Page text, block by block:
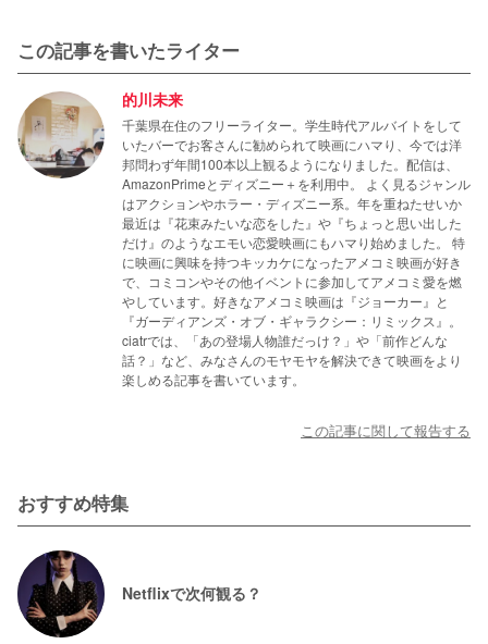
この記事を書いたライター
的川未来
千葉県在住のフリーライター。学生時代アルバイトをして
いたバーでお客さんに勧められて映画にハマり、今では洋
邦問わず年間100本以上観るようになりました。配信は、
AmazonPrimeとディズニー＋を利用中。 よく見るジャンル
はアクションやホラー・ディズニー系。年を重ねたせいか
最近は『花束みたいな恋をした』や『ちょっと思い出した
だけ』のようなエモい恋愛映画にもハマり始めました。 特
に映画に興味を持つキッカケになったアメコミ映画が好き
で、コミコンやその他イベントに参加してアメコミ愛を燃
やしています。好きなアメコミ映画は『ジョーカー』と
『ガーディアンズ・オブ・ギャラクシー：リミックス』。
ciatrでは、「あの登場人物誰だっけ？」や「前作どんな
話？」など、みなさんのモヤモヤを解決できて映画をより
楽しめる記事を書いています。
この記事に関して報告する
おすすめ特集
Netflixで次何観る？